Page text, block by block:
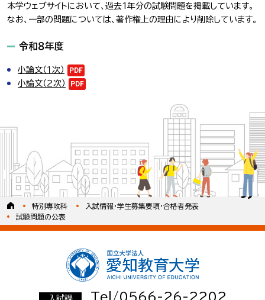
本学ウェブサイトにおいて、過去1年分の試験問題を掲載しています。
なお、一部の問題については、著作権上の理由により削除しています。
令和８年度
小論文（１次）
PDF
小論文（２次）
PDF
特別専攻科
入試情報・学生募集要項・合格者発表
試験問題の公表
入試課 Tel/0566-26-2202